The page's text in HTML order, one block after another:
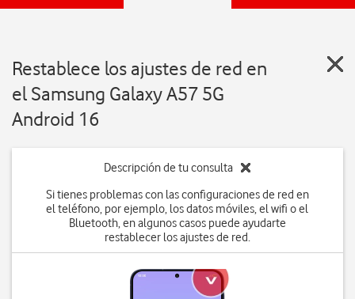
Restablece los ajustes de red en
el Samsung Galaxy A57 5G
Android 16
Descripción de tu consulta
Si tienes problemas con las configuraciones de red en
el teléfono, por ejemplo, los datos móviles, el wifi o el
Bluetooth, en algunos casos puede ayudarte
restablecer los ajustes de red.